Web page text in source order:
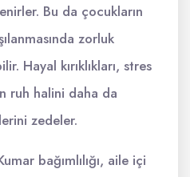
Bu da çocukların
zorluk
Hayal kırıklıkları, stres
ruh halini daha da
zedeler.
bağımlılığı, aile içi